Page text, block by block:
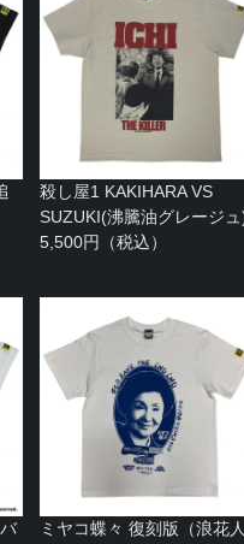
殺し屋1 KAKIHARA VS
SUZUKI(沸騰油グレージュ
5,500円（税込）
ミヤコ蝶々 復刻版（浪花人